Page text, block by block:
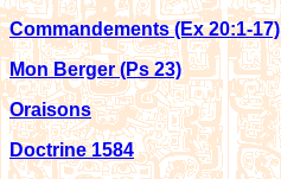
Commandements (Ex 20:1-17)
Mon Berger (Ps 23)
Oraisons
Doctrine 1584